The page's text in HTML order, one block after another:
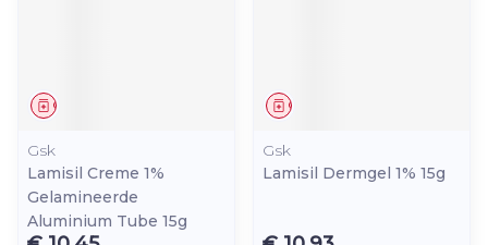
Geneesmiddel
Gsk
Lamisil Creme 1%
Gelamineerde
Aluminium Tube 15g
Geneesmiddel
Gsk
Lamisil Dermgel 1% 15g